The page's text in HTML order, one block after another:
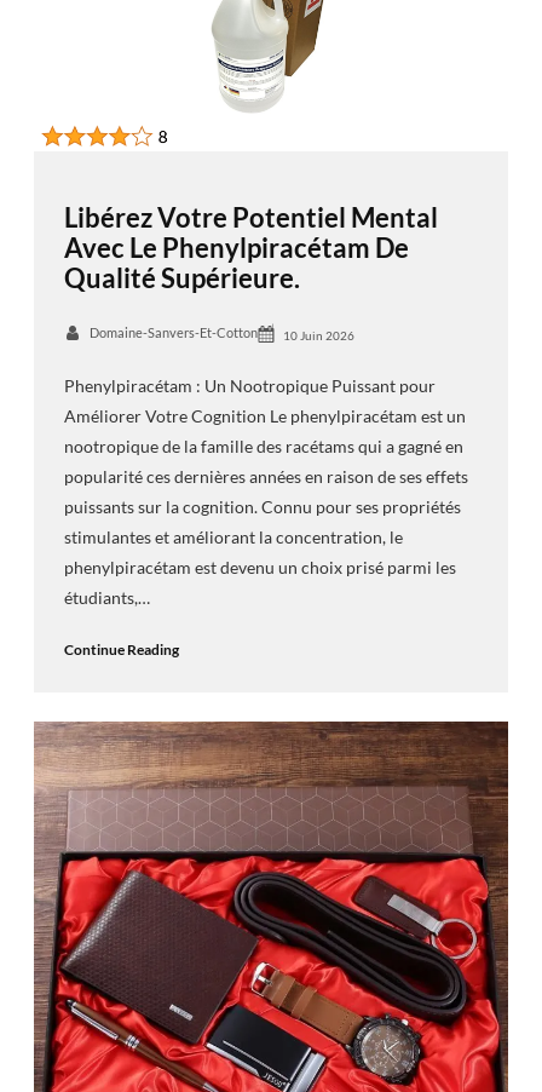
Libérez Votre Potentiel Mental
Avec Le Phenylpiracétam De
Qualité Supérieure.
Domaine-Sanvers-Et-Cotton 10 Juin 2026
Phenylpiracétam : Un Nootropique Puissant pour
Améliorer Votre Cognition Le phenylpiracétam est un
nootropique de la famille des racétams qui a gagné en
popularité ces dernières années en raison de ses effets
puissants sur la cognition. Connu pour ses propriétés
stimulantes et améliorant la concentration, le
phenylpiracétam est devenu un choix prisé parmi les
étudiants,…
Continue Reading